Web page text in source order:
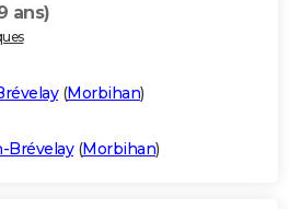
ans)
(Morbihan)
Brévelay(Morbihan)